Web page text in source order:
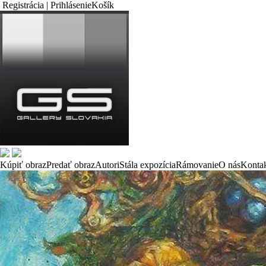
Košík
Registrácia | Prihlásenie
Kúpiť obrazPredať obrazAutoriStála expozíciaRámovanieO nás